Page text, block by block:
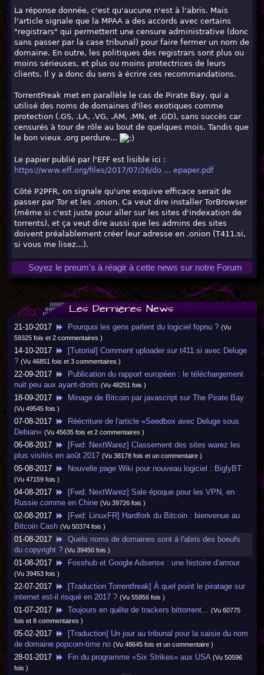
La réponse donnée, c'est qu'aucune n'est à l'abris. Mais
l'article signale que la MPAA a des accords avec certains
"registrars" qui permettent une censure administrative (donc
sans passer par la case tribunal) pour faire fermer un nom de
domaine. En outre, les politiques des registrars sont plus ou
moins sérieuses, et plus ou moins protectrices de leurs
clients. Il y a donc du sens à écrire ces recommandations.
TorrentFreak met en parallèle le cas de Pirate Bay, qui a
utilisé des noms de domaines d'îles exotiques comme
protection (.GS, .LA, .VG, .AM, .MN, et .GD), sans succès car
censurés à tour de rôle au bout de quelques mois. Tandis que
le bon vieux .org perdure...
Le papier publié par l'EFF est lisible ici :
https://www.eff.org/files/2017/07/26/do ... epaper.pdf
Côté P2PFR, on signale qu'une esquive efficace serait de
passer par Tor et les .onion. Ca veut dire installer TorBrowser
(même si c'est juste pour aller sur les sites d'indexation de
torrents), et ça veut dire aussi que les admins des sites
doivent préalablement créer leur adresse en .onion (T411.si,
si vous me lisez...).
Soyez le preum's à réagir à cette news sur notre Forum
Les Dernières News
21-10-2017 Pourquoi les gens parlent du logiciel fopnu ? (Vu
59325 fois et 2 commentaires )
14-10-2017
[Tutorial] Comment uploader sur t411.si avec Deluge
? (Vu 46851 fois et 3 commentaires )
22-09-2017
Publication du rapport européen : le téléchargement
nuit peu aux ayant-droits (Vu 48251 fois )
18-09-2017 Minage de Bitcoin par javascript sur The Pirate Bay
(Vu 49545 fois )
07-08-2017
Réécriture de l'article «Seedbox avec Deluge sous
Debian« (Vu 45635 fois et 2 commentaires )
06-08-2017
[Fwd: NextWarez] Classement des sites warez les
plus visités en août 2017 (Vu 38178 fois et un commentaire )
05-08-2017 Nouvelle page Wiki pour nouveau logiciel : BiglyBT
(Vu 47159 fois )
04-08-2017
[Fwd: NextWarez] Sale époque pour les VPN, en
Russie comme en Chine (Vu 39726 fois )
02-08-2017
[Fwd: LinuxFR] Hardfork du Bitcoin : bienvenue au
Bitcoin Cash (Vu 50374 fois )
01-08-2017
Quels noms de domaines sont à l'abris des boeufs
du copyright ? (Vu 39450 fois )
01-08-2017 Fosshub et Google Adsense : une histoire d'amour
(Vu 39453 fois )
22-07-2017
[Traduction Torrentfreak] À quel point le piratage sur
internet est-il risqué en 2017 ? (Vu 55856 fois )
01-07-2017 Toujours en quête de trackers bittorrent...
(Vu 60775
fois et 8 commentaires )
05-02-2017
[Traduction] Un jour au tribunal pour la saisie du nom
de domaine popcorn-time.no (Vu 48645 fois et un commentaire )
28-01-2017 Fin du programme «Six Strikes» aux USA (Vu 50596
fois )